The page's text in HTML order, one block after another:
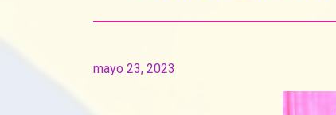
mayo 23, 2023